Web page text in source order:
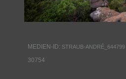
MEDIEN-ID: STRAUB-ANDRÉ_644799
30754